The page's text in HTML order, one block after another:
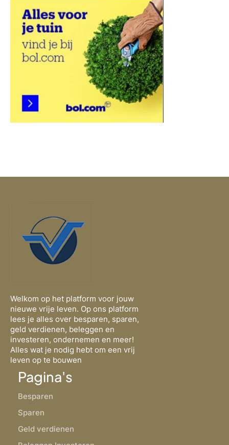
Welkom op het platform voor jouw
nieuwe vrije leven. Op ons platform
lees je alles over besparen, sparen,
geld verdienen, beleggen en
investeren, ondernemen en meer!
Alles wat je nodig hebt om een vrij
leven op te bouwen
Pagina's
Besparen
Sparen
Geld verdienen